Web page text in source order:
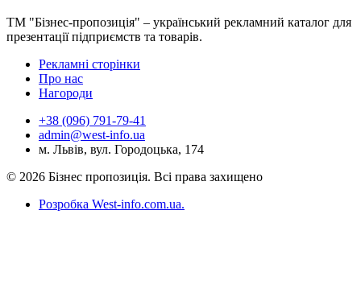
ТМ "Бізнес-пропозиція" – український рекламний каталог для
презентації підприємств та товарів.
Рекламні сторінки
Про нас
Нагороди
+38 (096) 791-79-41
admin@west-info.ua
м. Львів, вул. Городоцька, 174
© 2026 Бізнес пропозиція. Всі права захищено
Розробка West-info.com.ua.